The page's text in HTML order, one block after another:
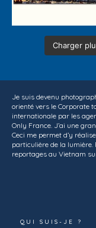
Charger
Je suis devenu
orienté vers le Corporate
internationale par les
Only France. J’ai une
Ceci me permet d’y
particulière de la lumière.
reportages au Vietnam
QUI SUIS-JE ?